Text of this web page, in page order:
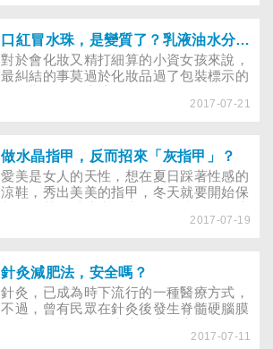
口紅冒水珠，是變質了？乳液油水分離還能用？過期保養品原來還有這些用途
對於會化妝又精打細算的小資女孩來說，
最糾結的事莫過於化妝品過了包裝標示的
便天天化妝，像口紅、粉底還有眼影等常
浪費的。究竟這些產品過期了還能怎麼
用？本文特別請到靜宜大學化妝品科學系
助理教授吳珮瑄及家事達人楊賢英來替我
們說明，關於過期化妝品該注意什麼，以
2017-07-21
做水晶指甲，反而招來「灰指甲」？
愛美是女人的天性，想在夏日踩著性感的
涼鞋，秀出美美的指甲，冬天就要開始保
心俗稱「臭甲」的灰指甲上身，到底灰指
娟每週去SPA中心按摩兩次，一直維持姣
好身材和光滑皮膚的她，卻不小心染上灰
指甲，指甲變得灰黃、變形，讓她非常困
擾。據報導，灰指甲不再是男性專利，隨
著水晶指甲、健身房、SPA的流行，年輕
2017-07-19
針灸減肥法，安全嗎？
針灸，已成為時下流行的一種醫療方式，
不過，曾有民眾在針灸後發生脊髓硬腦膜
具不乾淨而感染細菌，針灸的安全性高不
2017-07-11